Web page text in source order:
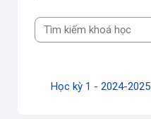
Tìm kiếm khoá học
Học kỳ 1 - 2024-2025